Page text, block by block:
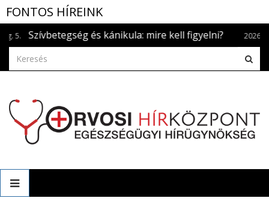
FONTOS HÍREINK
Szívbetegség és kánikula: mire kell figyelni? 2026.aug. 3.